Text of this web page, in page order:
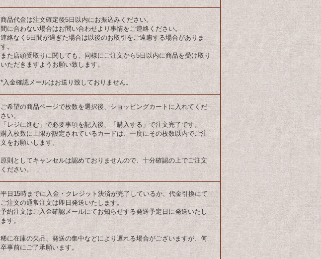
商品代金は注文確定後5日以内にお振込みください。
間に合わない場合はお問い合わせより事情をご連絡ください。
連絡なく5日間が過ぎた場合は以後のお取引をご遠慮する場合がありま
す。
また店頭受取りに関しても、同様にご注文から5日以内に商品を受け取り
いただきますようお願い致します。
*入金確認メールはお送り致しておりません。
ご希望の商品ページで枚数を選択後、ショッピングカートに入れてくだ
さい。
「レジに進む」で必要事項を記入後、「購入する」で注文完了です。
購入枚数に上限が設定されているカードは、一度にその枚数以内でご注
文をお願いします。
原則としてキャンセルは認めておりませんので、十分確認の上でご注文
ください。
平日15時までに入金・クレジット決済が完了しているか、代金引換にて
ご注文の通常注文は即日発送いたします。
予約注文はご入金確認メールにてお知らせする発送予定日に発送いたし
ます。
稀に在庫の欠品、発送の集中などにより遅れる場合がございますが、何
卒事前にご了承願います。